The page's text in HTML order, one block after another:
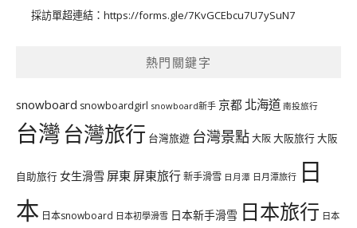
採訪單超連結： https://forms.gle/7KvGCEbcu7U7ySuN7
熱門關鍵字
snowboard snowboardgirl snowboard新手 京都 北海道 南投旅行
台灣台灣旅行 台灣旅遊 台灣景點大阪大阪旅行大阪
自助旅行 女生滑雪 屏東 屏東旅行新手滑雪 日月潭 日月潭旅行 日
本 日本snowboard 日本初學滑雪 日本新手滑雪 日本旅行 日本